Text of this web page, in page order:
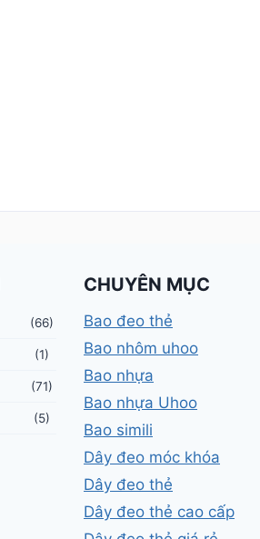
(66)
(1)
(71)
(5)
CHUYÊN MỤC
Bao đeo thẻ
Bao nhôm uhoo
Bao nhựa
Bao nhựa Uhoo
Bao simili
Dây đeo móc khóa
Dây đeo thẻ
Dây đeo thẻ cao cấp